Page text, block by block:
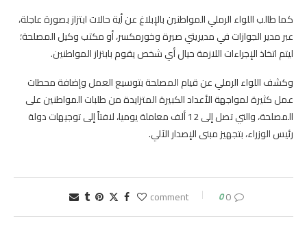
كما طالب اللواء الرملي المواطنين بالإبلاغ عن أية حالات ابتزاز بصورة عاجلة،
عبر مدير الجوازات في مديريتي صيرة وخورمكسر، أو مكتب وكيل المصلحة؛
ليتم اتخاذ الإجراءات اللازمة حيال أي شخص يقوم بابتزاز المواطنين.
وكشف اللواء الرملي عن قيام المصلحة بتوسيع العمل وإضافة محطات
عمل كثيرة لمواجهة الأعداد الكبيرة المتزايدة من طلبات المواطنين على
المصلحة، والتي تصل إلى 12 ألف معاملة يوميا، لافتاً إلى توجيهات دولة
رئيس الوزراء، بتجهيز مبنى الإصدار الآلي.
0 comment
0